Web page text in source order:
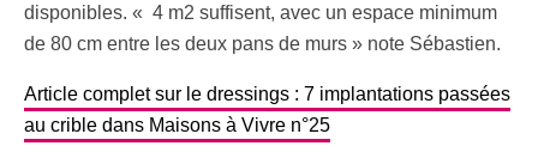
disponibles. « 4 m2 suffisent, avec un espace minimum
de 80 cm entre les deux pans de murs » note Sébastien.
Article complet sur le dressings : 7 implantations passées
au crible dans Maisons à Vivre n°25